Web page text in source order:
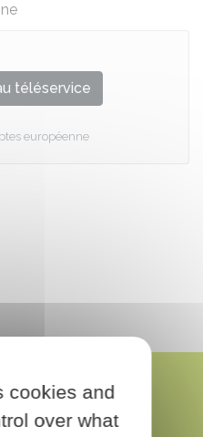
téléservice
européenne
cookies and
over what